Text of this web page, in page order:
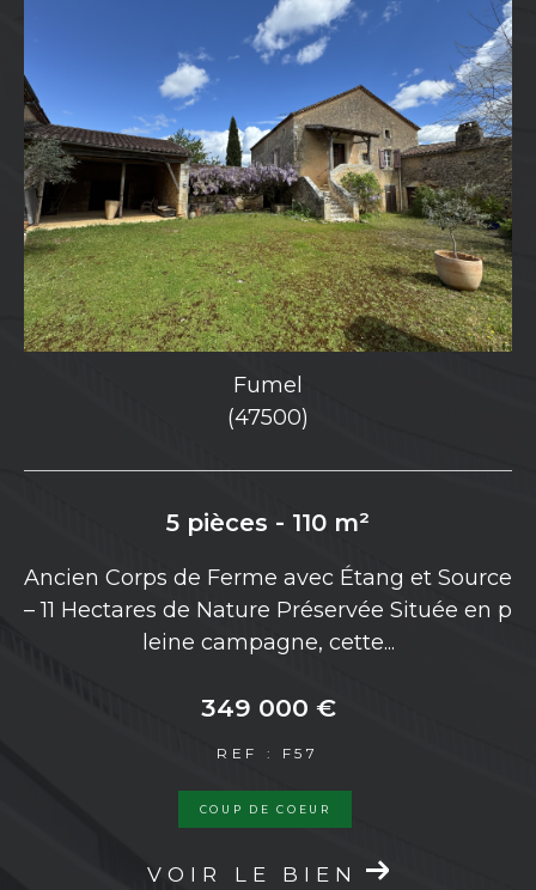
Fumel
(47500)
5 pièces - 110 m²
Ancien Corps de Ferme avec Étang et Source
– 11 Hectares de Nature Préservée Située en p
leine campagne, cette...
349 000 €
REF : F57
COUP DE COEUR
VOIR LE BIEN